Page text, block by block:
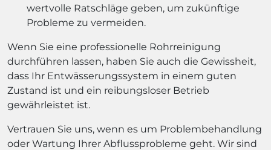
wertvolle Ratschläge geben, um zukünftige
Probleme zu vermeiden.
Wenn Sie eine professionelle Rohrreinigung
durchführen lassen, haben Sie auch die Gewissheit,
dass Ihr Entwässerungssystem in einem guten
Zustand ist und ein reibungsloser Betrieb
gewährleistet ist.
Vertrauen Sie uns, wenn es um Problembehandlung
oder Wartung Ihrer Abflussprobleme geht. Wir sind